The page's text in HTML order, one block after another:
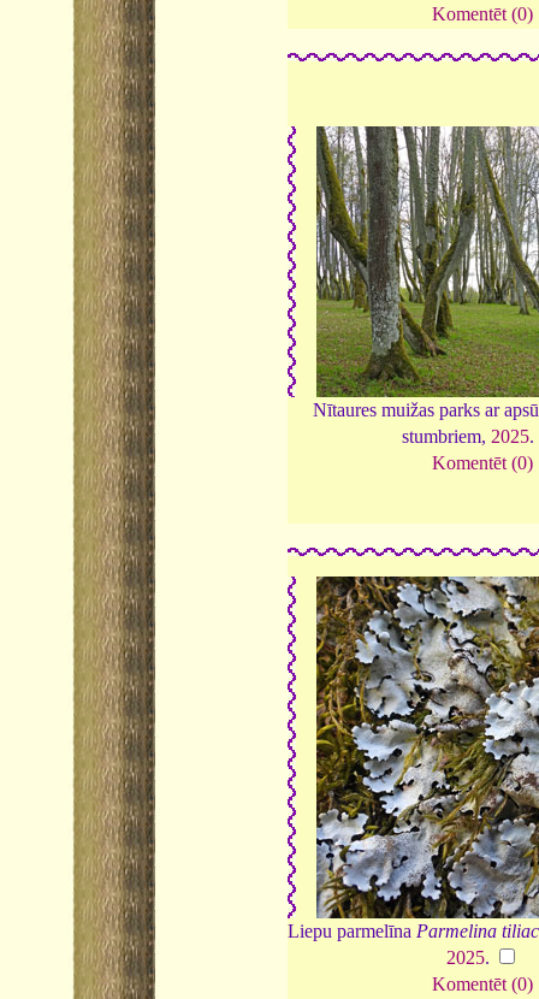
Komentēt (0)
Nītaures muižas parks ar
stumbriem, 2025.
Komentēt (0)
Liepu parmelīna Parmelina
2025.
Komentēt (0)